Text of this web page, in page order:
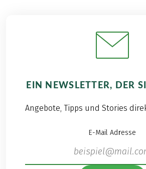
EIN NEWSLETTER, DER
Angebote, Tipps und Stories
E-Mail Adresse